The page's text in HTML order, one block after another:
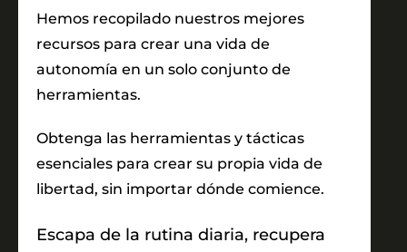
Hemos recopilado nuestros mejores
recursos para crear una vida de
autonomía en un solo conjunto de
herramientas.
Obtenga las herramientas y tácticas
esenciales para crear su propia vida de
libertad, sin importar dónde comience.
Escapa de la rutina diaria, recupera